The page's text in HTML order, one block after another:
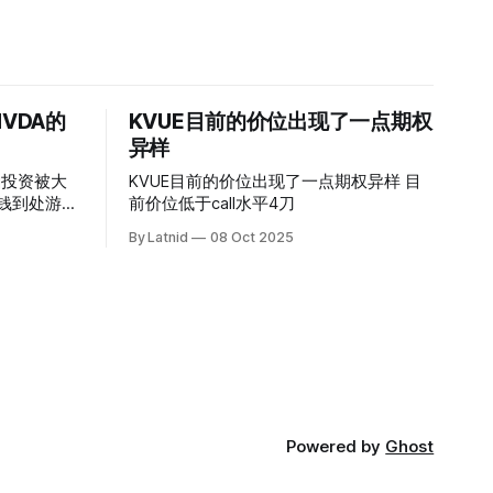
的
资被大
KVUE目前的价位出现了一点期权
异样
KVUE目前的价位出现了一点期权异样 目
前价位低于call水平4刀
By Latnid 08 Oct 2025
Powered by Ghost